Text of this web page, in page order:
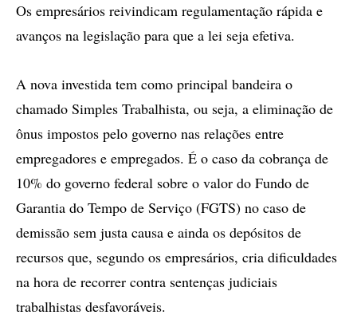
Os empresários reivindicam regulamentação rápida e
avanços na legislação para que a lei seja efetiva.
A nova investida tem como principal bandeira o
chamado Simples Trabalhista, ou seja, a eliminação de
ônus impostos pelo governo nas relações entre
empregadores e empregados. É o caso da cobrança de
10% do governo federal sobre o valor do Fundo de
Garantia do Tempo de Serviço (FGTS) no caso de
demissão sem justa causa e ainda os depósitos de
recursos que, segundo os empresários, cria dificuldades
na hora de recorrer contra sentenças judiciais
trabalhistas desfavoráveis.